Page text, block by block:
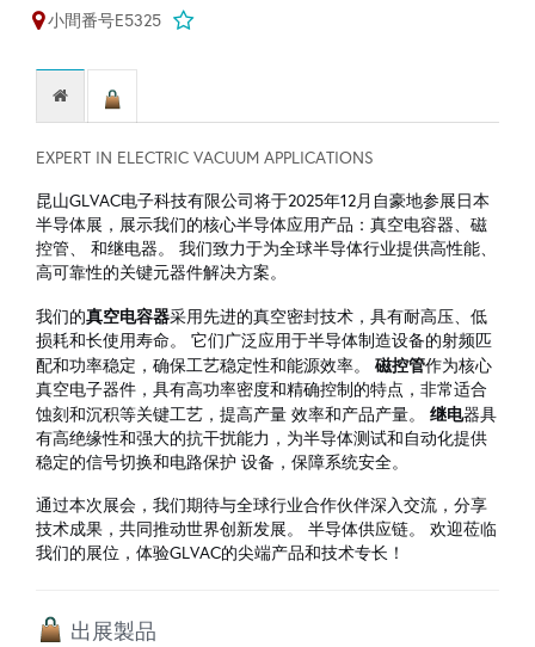
小間番号E5325
EXPERT IN ELECTRIC VACUUM APPLICATIONS
昆山GLVAC电子科技有限公司将于2025年12月自豪地参展日本
半导体展，展示我们的核心半导体应用产品：真空电容器、磁
控管、 和继电器。 我们致力于为全球半导体行业提供高性能、
高可靠性的关键元器件解决方案。
我们的真空电容器采用先进的真空密封技术，具有耐高压、低
损耗和长使用寿命。 它们广泛应用于半导体制造设备的射频匹
配和功率稳定，确保工艺稳定性和能源效率。 磁控管作为核心
真空电子器件，具有高功率密度和精确控制的特点，非常适合
蚀刻和沉积等关键工艺，提高产量 效率和产品产量。 继电器具
有高绝缘性和强大的抗干扰能力，为半导体测试和自动化提供
稳定的信号切换和电路保护 设备，保障系统安全。
通过本次展会，我们期待与全球行业合作伙伴深入交流，分享
技术成果，共同推动世界创新发展。 半导体供应链。 欢迎莅临
我们的展位，体验GLVAC的尖端产品和技术专长！
出展製品